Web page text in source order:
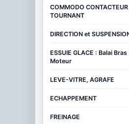
COMMODO CONTACTEUR
TOURNANT
DIRECTION et
ESSUIE GLACE : Balai Bras
Moteur
LEVE-VITRE, AGRAFE
ECHAPPEMENT
FREINAGE